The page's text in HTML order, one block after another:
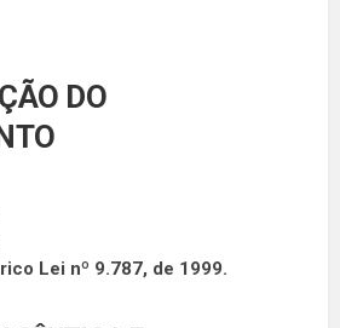
DO
Lei nº 9.787, de 1999.